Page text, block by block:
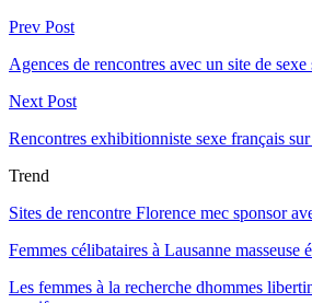
Prev Post
Agences de rencontres avec un site de sexe
Next Post
Rencontres exhibitionniste sexe français
Trend
Sites de rencontre Florence mec sponsor
Femmes célibataires à Lausanne masseuse
Les femmes à la recherche dhommes